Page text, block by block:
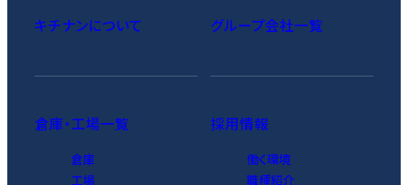
キチナンについて
倉庫・工場一覧
倉庫
工場
グループ会社一覧
採用情報
働く環境
職種紹介